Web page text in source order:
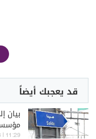
قد يعجبك أيضاً
بيان
11:29 | 2026-08-08